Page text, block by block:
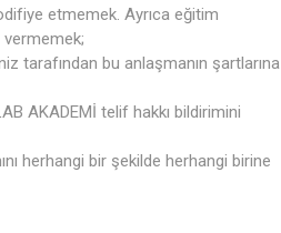
etmemek. Ayrıca eğitim
tarafından bu anlaşmanın şartlarına
AKADEMİ telif hakkı bildirimini
herhangi bir şekilde herhangi birine